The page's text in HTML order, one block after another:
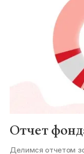
Отчет
Делимся отчетом